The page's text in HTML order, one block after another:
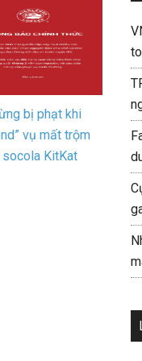
bị phạt khi
vụ mất trộm
socola KitKat